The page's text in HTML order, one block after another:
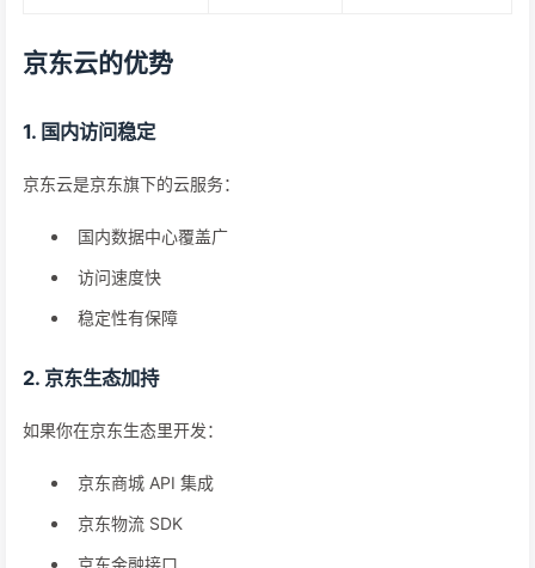
京东云的优势
1. 国内访问稳定
京东云是京东旗下的云服务：
国内数据中心覆盖广
访问速度快
稳定性有保障
2. 京东生态加持
如果你在京东生态里开发：
京东商城 API 集成
京东物流 SDK
京东金融接口